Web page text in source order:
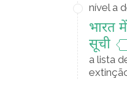
nível a
भारत
सूची
a lista